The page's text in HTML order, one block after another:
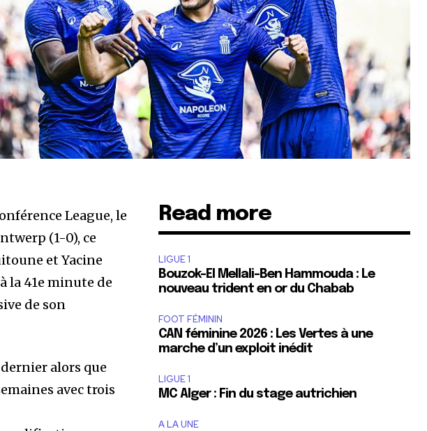
League, le
(1-0), ce
et Yacine
la 41e minute de
de son
alors que
avec trois
Read more
LIGUE 1
Bouzok-El Mellali-Ben Hammouda : Le
nouveau trident en or du Chabab
FOOT FÉMININ
CAN féminine 2026 : Les Vertes à une
marche d’un exploit inédit
LIGUE 1
MC Alger : Fin du stage autrichien
A LA UNE